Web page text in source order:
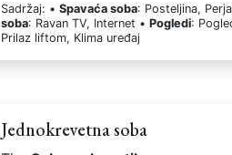
Sadržaj: •Spavaća soba: Posteljina,
soba: Ravan TV, Internet •Pogledi:
Prilaz liftom, Klima uređaj
Jednokrevetna soba